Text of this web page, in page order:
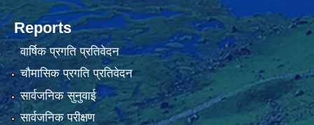
Reports
वार्षिक प्रगति प्रतिवेदन
चौमासिक प्रगति प्रतिवेदन
सार्वजनिक सुनुवाई
सार्वजनिक परीक्षण